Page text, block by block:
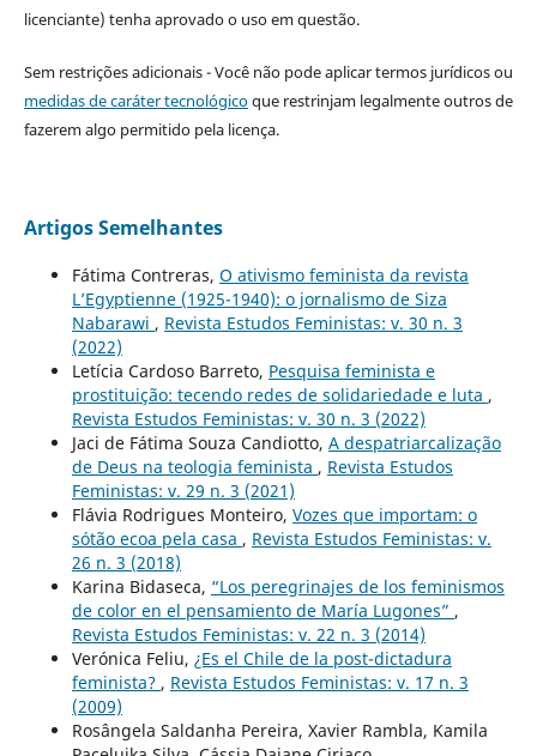
licenciante) tenha aprovado o uso em questão.
Sem restrições adicionais - Você não pode aplicar termos jurídicos ou
medidas de caráter tecnológicoque restrinjam legalmente outros de
fazerem algo permitido pela licença.
Artigos Semelhantes
Fátima Contreras, O ativismo feminista da revista
L’Egyptienne (1925-1940): o jornalismo de Siza
Nabarawi , Revista Estudos Feministas: v. 30 n. 3
(2022)
Letícia Cardoso Barreto, Pesquisa feminista e
prostituição: tecendo redes de solidariedade e luta ,
Revista Estudos Feministas: v. 30 n. 3 (2022)
Jaci de Fátima Souza Candiotto, A despatriarcalização
de Deus na teologia feminista , Revista Estudos
Feministas: v. 29 n. 3 (2021)
Flávia Rodrigues Monteiro, Vozes que importam: o
sótão ecoa pela casa , Revista Estudos Feministas: v.
26 n. 3 (2018)
Karina Bidaseca, “Los peregrinajes de los feminismos
de color en el pensamiento de María Lugones” ,
Revista Estudos Feministas: v. 22 n. 3 (2014)
Verónica Feliu, ¿Es el Chile de la post-dictadura
feminista? , Revista Estudos Feministas: v. 17 n. 3
(2009)
Rosângela Saldanha Pereira, Xavier Rambla, Kamila